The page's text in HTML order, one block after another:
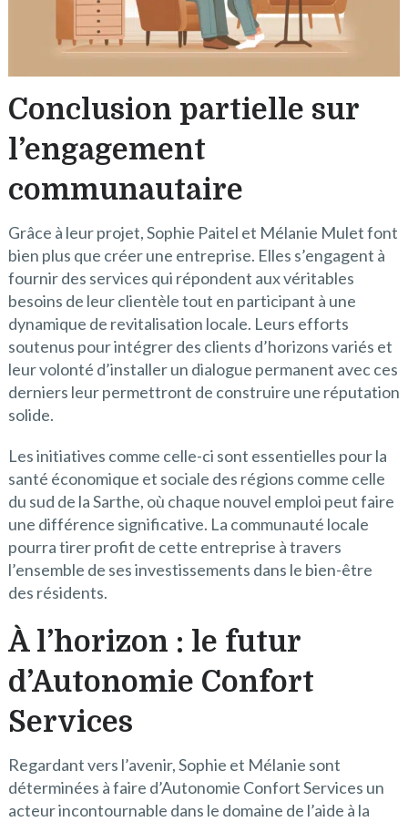
Conclusion partielle sur
l’engagement
communautaire
Grâce à leur projet, Sophie Paitel et Mélanie Mulet font
bien plus que créer une entreprise. Elles s’engagent à
fournir des services qui répondent aux véritables
besoins de leur clientèle tout en participant à une
dynamique de revitalisation locale. Leurs efforts
soutenus pour intégrer des clients d’horizons variés et
leur volonté d’installer un dialogue permanent avec ces
derniers leur permettront de construire une réputation
solide.
Les initiatives comme celle-ci sont essentielles pour la
santé économique et sociale des régions comme celle
du sud de la Sarthe, où chaque nouvel emploi peut faire
une différence significative. La communauté locale
pourra tirer profit de cette entreprise à travers
l’ensemble de ses investissements dans le bien-être
des résidents.
À l’horizon : le futur
d’Autonomie Confort
Services
Regardant vers l’avenir, Sophie et Mélanie sont
déterminées à faire d’Autonomie Confort Services un
acteur incontournable dans le domaine de l’aide à la